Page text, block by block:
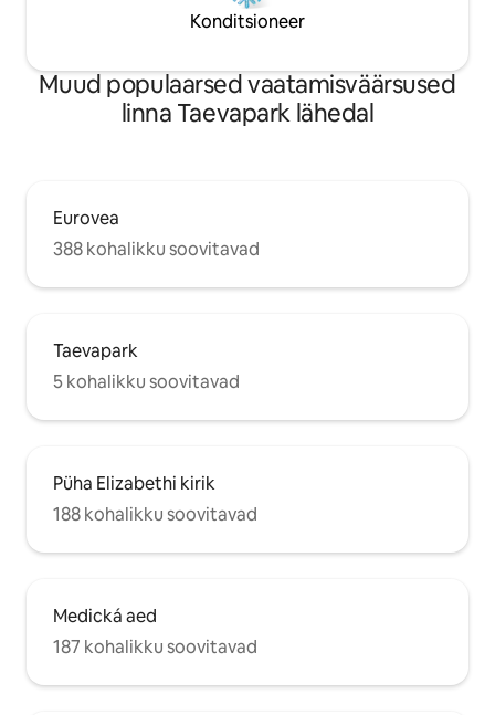
Konditsioneer
Muud populaarsed vaatamisväärsused
linna Taevapark lähedal
Eurovea
388 kohalikku soovitavad
Taevapark
5 kohalikku soovitavad
Püha Elizabethi kirik
188 kohalikku soovitavad
Medická aed
187 kohalikku soovitavad